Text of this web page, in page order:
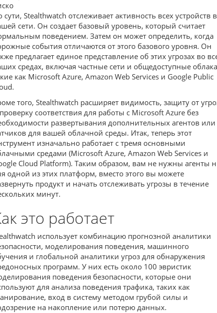
сути, Stealthwatch отслеживает активность всех устройств в
сети. Он создает базовый уровень, который считает
поведением. Затем он может определить, когда
события отличаются от этого базового уровня. Он
предлагает единое представление об этих угрозах во
средах, включая частные сети и общедоступные
как Microsoft Azure, Amazon Web Services и Google Public
того, Stealthwatch расширяет видимость, защиту от
соответствия для работы с Microsoft Azure без
развертывания дополнительных агентов или
для вашей облачной среды. Итак, теперь этот
изначально работает с тремя основными
средами (Microsoft Azure, Amazon Web Services и
Cloud Platform). Таким образом, вам не нужны агенты
одной из этих платформ, вместо этого вы можете
продукт и начать отслеживать угрозы в течение
минут.
это работает
использует комбинацию прогнозной аналитики
моделирования поведения, машинного
и глобальной аналитики угроз для обнаружения
программ. У них есть около 100 эвристик
поведения безопасности, которые они
для анализа поведения трафика, таких как
вход в систему методом грубой силы и
на накопление или потерю данных.